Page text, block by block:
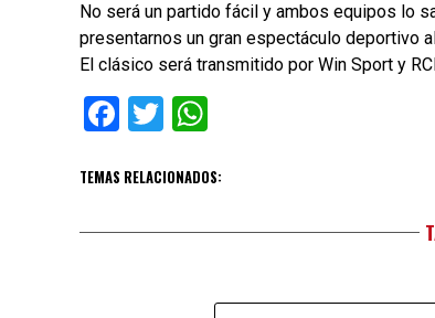
No será un partido fácil y ambos equipos lo
presentarnos un gran espectáculo deportivo
El clásico será transmitido por Win Sport y
Facebook
Twitter
TEMAS RELACIONADOS: